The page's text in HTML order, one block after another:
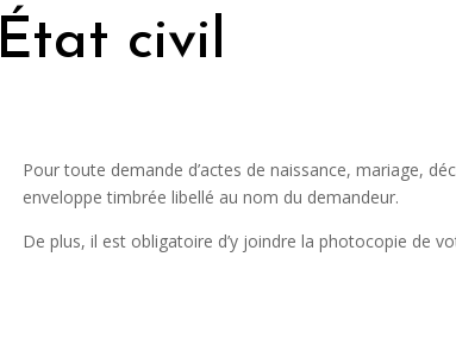
État civil
Pour toute demande d’actes de naissance, mariage,
enveloppe timbrée libellé au nom du demandeur.
De plus, il est obligatoire d’y joindre la photocopie de